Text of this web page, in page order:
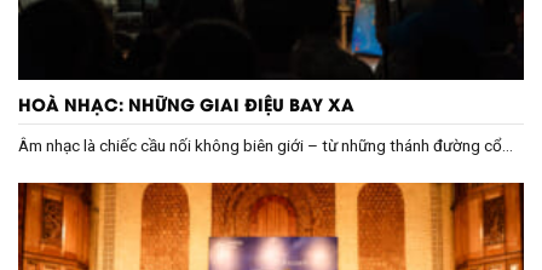
HOÀ NHẠC: NHỮNG GIAI ĐIỆU BAY XA
Âm nhạc là chiếc cầu nối không biên giới – từ những thánh đường cổ...